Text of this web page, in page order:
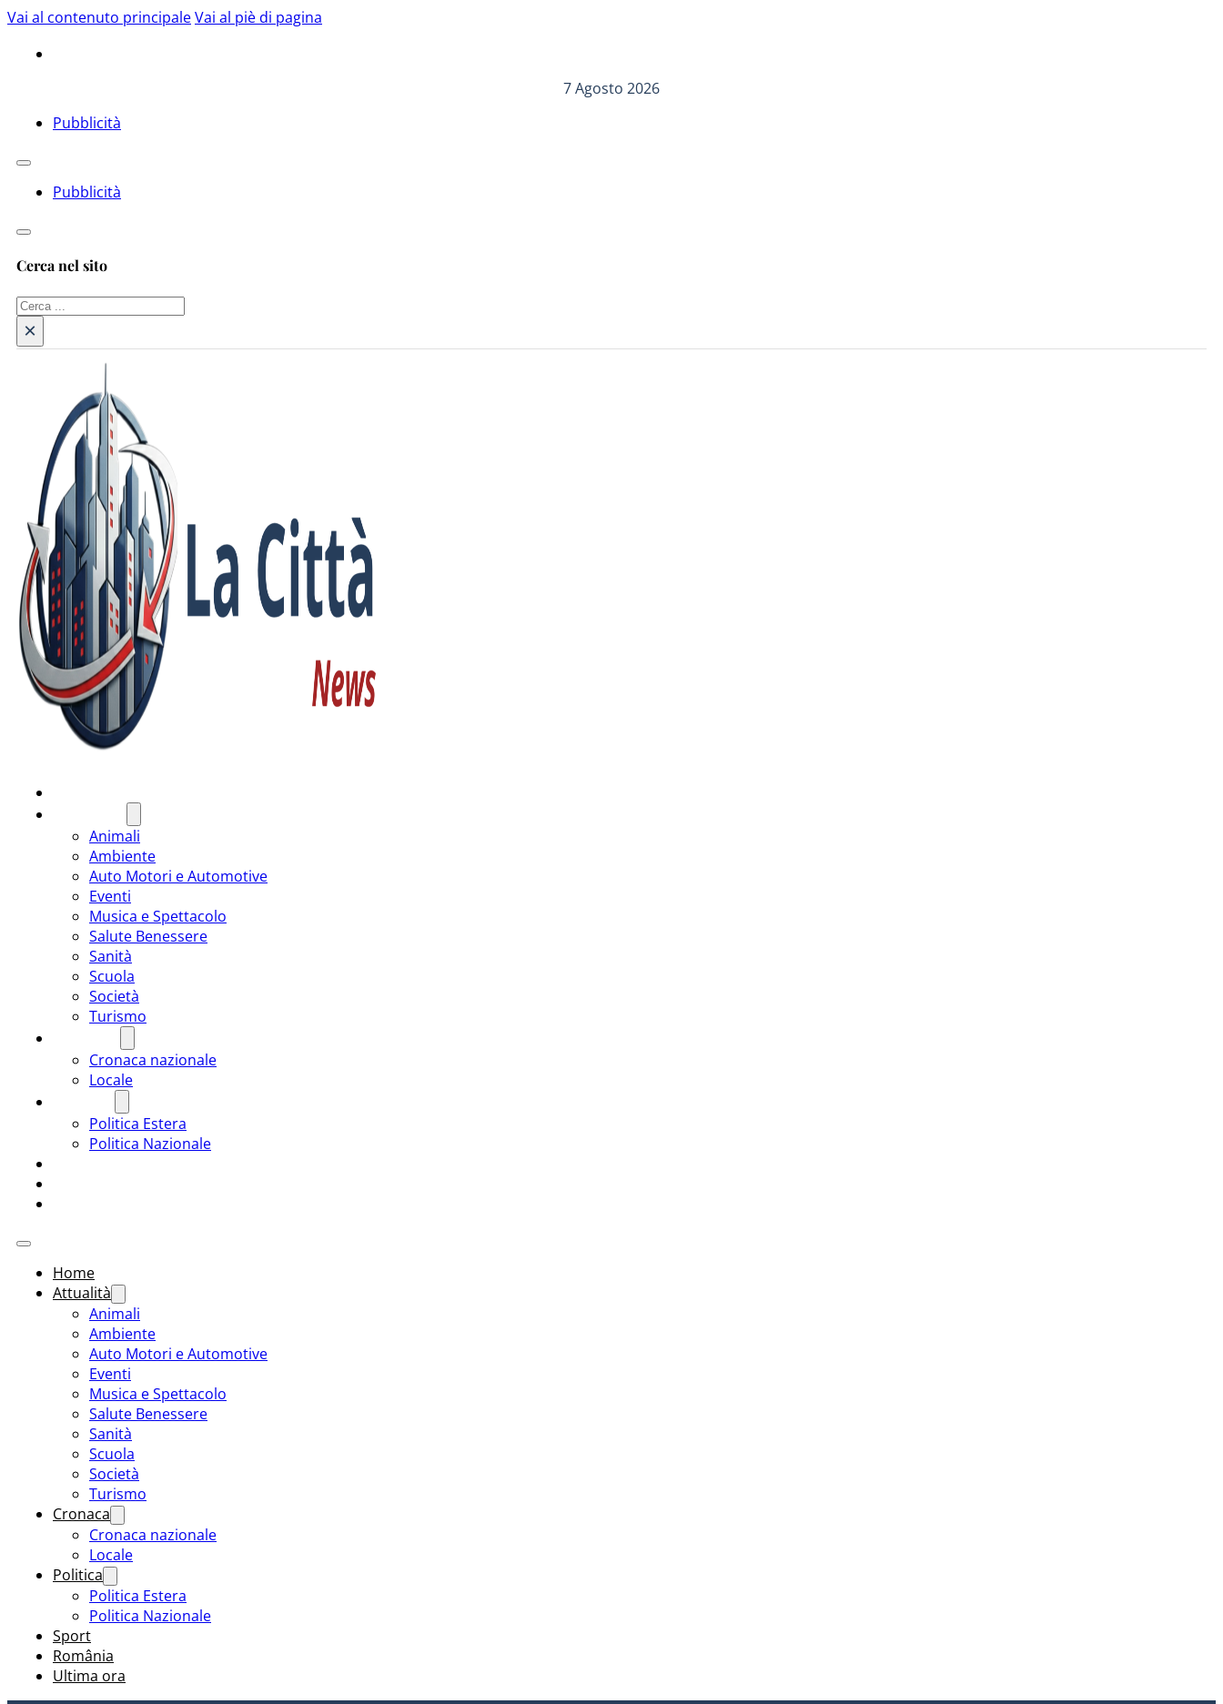
Vai al contenuto principaleVai al piè di pagina
7 Agosto 2026
Pubblicità
Pubblicità
Cerca nel sito
Cerca
×
Animali
Ambiente
Auto Motori e Automotive
Eventi
Musica e Spettacolo
Salute Benessere
Sanità
Scuola
Società
Turismo
Cronaca nazionale
Locale
Politica Estera
Politica Nazionale
Home
Attualità
Animali
Ambiente
Auto Motori e Automotive
Eventi
Musica e Spettacolo
Salute Benessere
Sanità
Scuola
Società
Turismo
Cronaca
Cronaca nazionale
Locale
Politica
Politica Estera
Politica Nazionale
Sport
România
Ultima ora